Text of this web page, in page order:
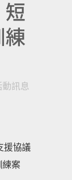
動訊息
援協議
案